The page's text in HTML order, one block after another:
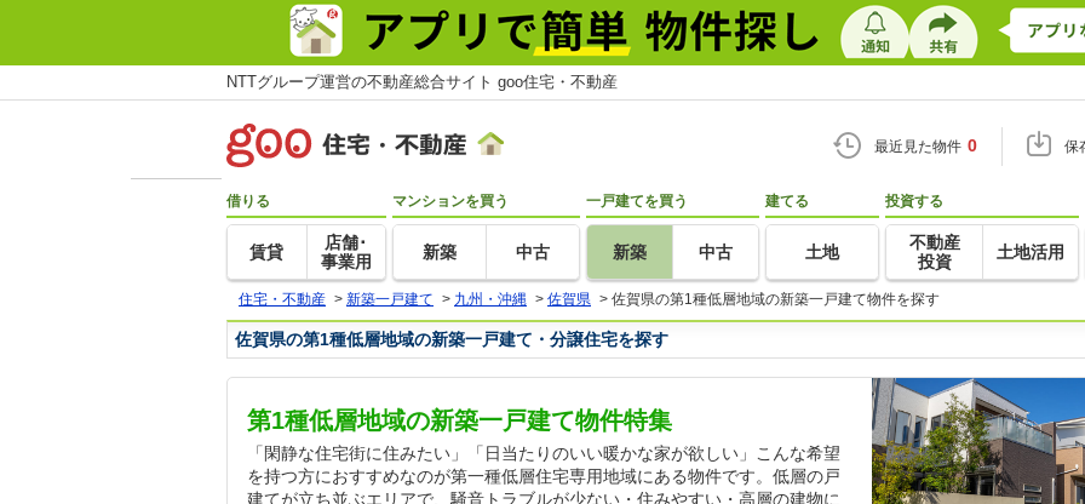
NTTグループ運営の不動産総合サイト goo住宅・不動産
最近見た物件 0 保
借りる
賃貸
店舗･
事業用
マンションを買う
新築 中古
一戸建てを買う
新築 中古
建てる
土地
投資する
不動産
投資
土地活用
住宅・不動産 > 新築一戸建て > 九州・沖縄 > 佐賀県 > 佐賀県の第1種低層地域の新築一戸建て物件を探す
佐賀県の第1種低層地域の新築一戸建て・分譲住宅を探す
第1種低層地域の新築一戸建て物件特集
「閑静な住宅街に住みたい」「日当たりのいい暖かな家が欲しい」こんな希望
を持つ方におすすめなのが第一種低層住宅専用地域にある物件です。低層の戸
建てが立ち並ぶエリアで、騒音トラブルが少ない・住みやすい・高層の建物に